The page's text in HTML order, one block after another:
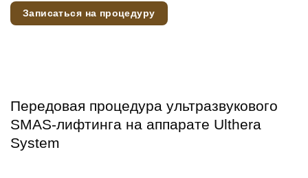
Записаться на процедуру
Передовая процедура ультразвукового
SMAS-лифтинга на аппарате Ulthera
System